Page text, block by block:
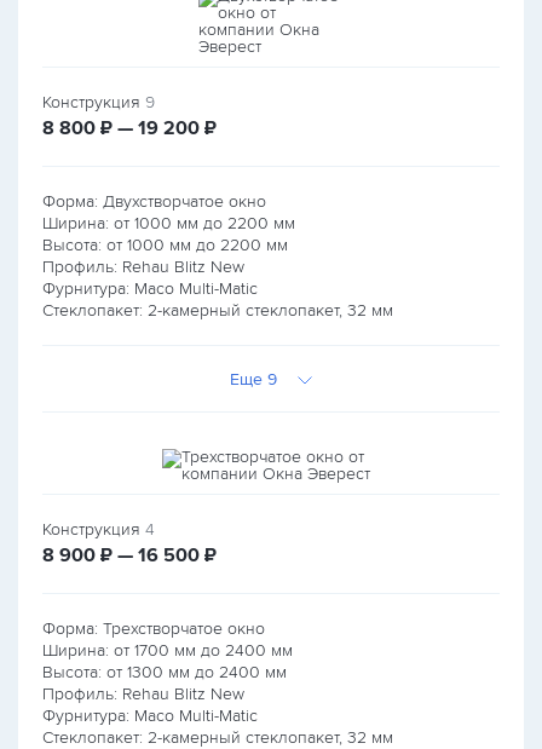
Конструкция 9
8 800 руб.
₽ — 19 200 руб.
₽
Форма: Двухстворчатое окно
Ширина: от 1000 мм до 2200 мм
Высота: от 1000 мм до 2200 мм
Профиль: Rehau Blitz New
Фурнитура: Maco Multi-Matic
Стеклопакет: 2-камерный стеклопакет, 32 мм
Еще 9
Конструкция 4
8 900 руб.
₽ — 16 500 руб.
₽
Форма: Трехстворчатое окно
Ширина: от 1700 мм до 2400 мм
Высота: от 1300 мм до 2400 мм
Профиль: Rehau Blitz New
Фурнитура: Maco Multi-Matic
Стеклопакет: 2-камерный стеклопакет, 32 мм